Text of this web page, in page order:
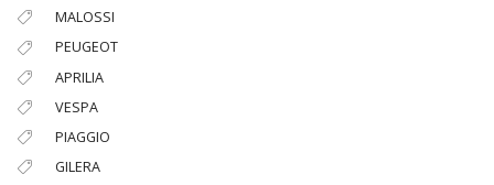
MALOSSI
PEUGEOT
APRILIA
VESPA
PIAGGIO
GILERA